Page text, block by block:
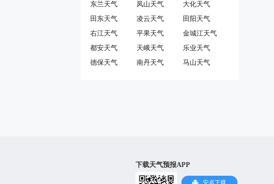
东兰天气 凤山天气
大化天气
田东天气
凌云天气
田阳天气
右江天气
平果天气
金城江天气
都安天气
天峨天气
乐业天气
德保天气
南丹天气 马山天气
下载天气预报APP
安卓下载